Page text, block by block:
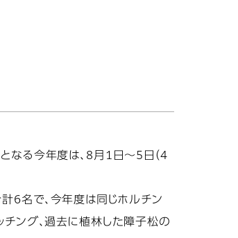
なる今年度は、8月1日～5日（4
6名で、今年度は同じホルチン
ング、過去に植林した障子松の